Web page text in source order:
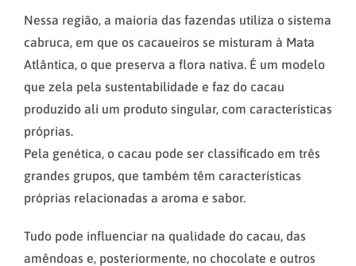
Nessa região, a maioria das fazendas utiliza o sistema
cabruca, em que os cacaueiros se misturam à Mata
Atlântica, o que preserva a flora nativa. É um modelo
que zela pela sustentabilidade e faz do cacau
produzido ali um produto singular, com características
próprias.
Pela genética, o cacau pode ser classificado em três
grandes grupos, que também têm características
próprias relacionadas a aroma e sabor.
Tudo pode influenciar na qualidade do cacau, das
amêndoas e, posteriormente, no chocolate e outros